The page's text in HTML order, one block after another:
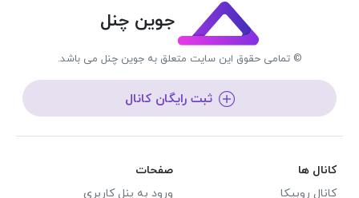
جوین چنل
© تمامی حقوق این سایت متعلق به جوین چنل می باشد.
ثبت رایگان کانال
کانال ها
کانال روبیکا
صفحات
ورود به پنل کاربری